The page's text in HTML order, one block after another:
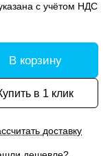
с учётом НДС
В корзину
в 1 клик
доставку